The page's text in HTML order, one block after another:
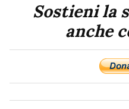
Sostieni la
anche